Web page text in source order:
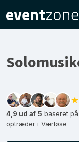
4,9 ud af 5 baseret
optræder i Værløse